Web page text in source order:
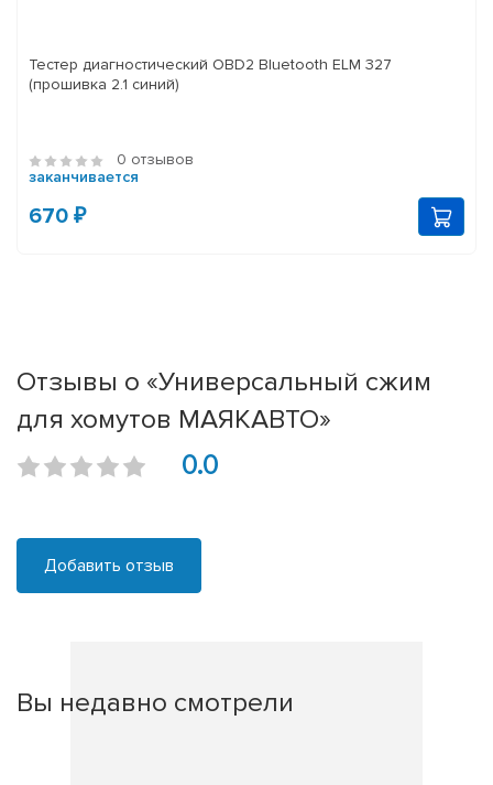
Тестер диагностический OBD2 Bluetooth ELM 327
(прошивка 2.1 синий)
0 отзывов
заканчивается
670 ₽
Отзывы о «Универсальный сжим
для хомутов МАЯКАВТО»
0.0
Добавить отзыв
Вы недавно смотрели